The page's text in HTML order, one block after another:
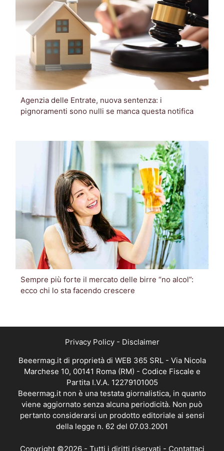
Agenzia delle Entrate, nuova sentenza: i
pignoramenti sono nulli se manca questa notifica
Sempre più forte il mercato delle birre “no alcol”:
ecco chi lo sta facendo crescere
Privacy Policy- Disclaimer
Beeermag.it di proprietà di WEB 365 SRL - Via Nicola
Marchese 10, 00141 Roma (RM) - Codice Fiscale e
Partita I.V.A. 12279101005
Beeermag.it non è una testata giornalistica, in quanto
viene aggiornato senza alcuna periodicità. Non può
pertanto considerarsi un prodotto editoriale ai sensi
della legge n. 62 del 07.03.2001
Copyright ©2026 - Tutti i diritti riservati - Contattaci